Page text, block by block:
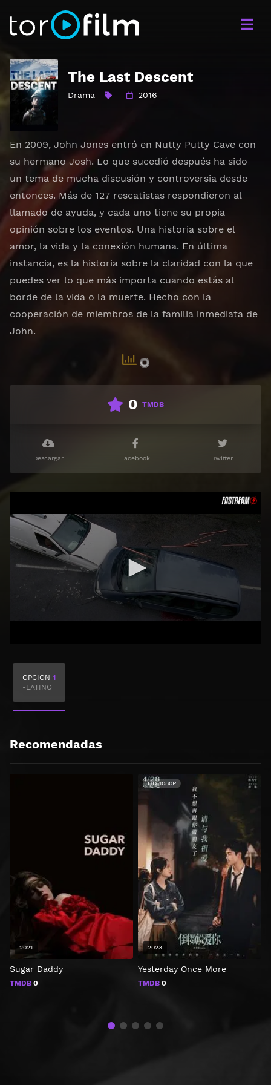
The Last Descent
Drama 2016
En 2009, John Jones entró en Nutty Putty Cave con
su hermano Josh. Lo que sucedió después ha sido
un tema de mucha discusión y controversia desde
entonces. Más de 127 rescatistas respondieron al
llamado de ayuda, y cada uno tiene su propia
opinión sobre los eventos. Una historia sobre el
amor, la vida y la conexión humana. En última
instancia, es la historia sobre la claridad con la que
puedes ver lo que más importa cuando estás al
borde de la vida o la muerte. Hecho con la
cooperación de miembros de la familia inmediata de
John.
0 TMDB
Descargar Facebook Twitter
OPCION 1
-LATINO
Recomendadas
Sugar Daddy
TMDB 0
2021
Yesterday Once More
TMDB 0
HD 1080P
2023